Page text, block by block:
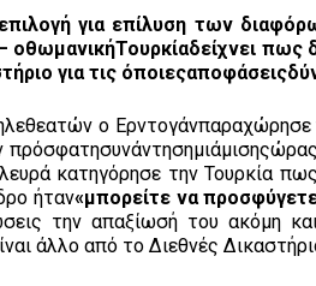
για επίλυση των
πως
για τις
ο Ερντογάνπαραχώρησε
κατηγόρησε την Τουρκία
ήταν«μπορείτε να
την απαξίωσή του ακόμη
άλλο από το Διεθνές